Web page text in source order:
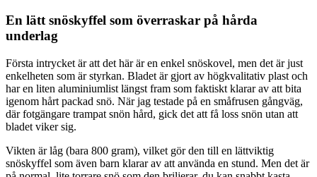
En lätt snöskyffel som överraskar på hårda
underlag
Första intrycket är att det här är en enkel snöskovel, men det är just
enkelheten som är styrkan. Bladet är gjort av högkvalitativ plast och
har en liten aluminiumlist längst fram som faktiskt klarar av att bita
igenom hårt packad snö. När jag testade på en småfrusen gångväg,
där fotgängare trampat snön hård, gick det att få loss snön utan att
bladet viker sig.
Vikten är låg (bara 800 gram), vilket gör den till en lättviktig
snöskyffel som även barn klarar av att använda en stund. Men det är